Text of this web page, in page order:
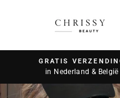
GRATIS
in Nederland & België